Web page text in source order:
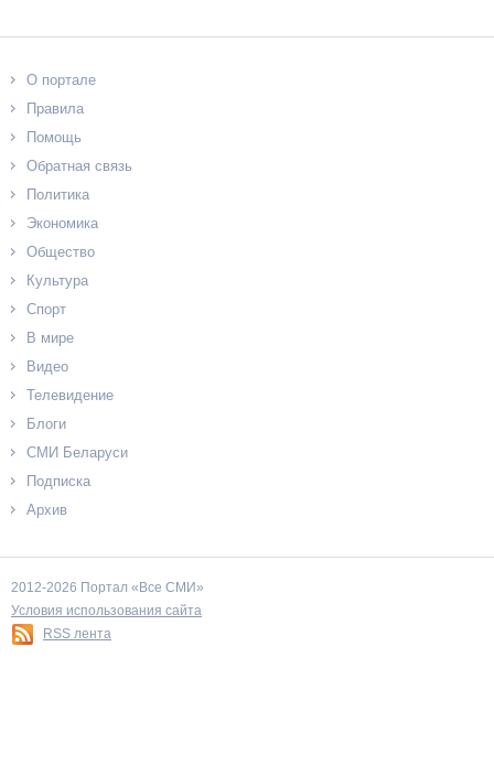
О портале
Правила
Помощь
Обратная связь
Политика
Экономика
Общество
Культура
Спорт
В мире
Видео
Телевидение
Блоги
СМИ Беларуси
Подписка
Архив
2012-2026 Портал «Все СМИ»
Условия использования сайта
RSS лента